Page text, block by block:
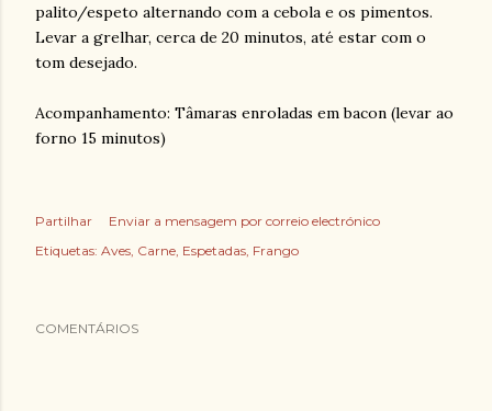
palito/espeto alternando com a cebola e os pimentos.
Levar a grelhar, cerca de 20 minutos, até estar com o
tom desejado.
Acompanhamento: Tâmaras enroladas em bacon (levar ao
forno 15 minutos)
Partilhar
Enviar a mensagem por correio electrónico
Etiquetas: Aves Carne Espetadas Frango
COMENTÁRIOS